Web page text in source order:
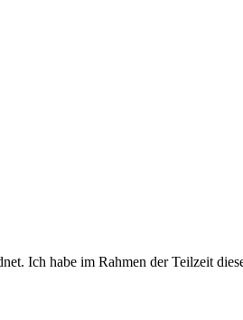
Ich habe im Rahmen der Teilzeit